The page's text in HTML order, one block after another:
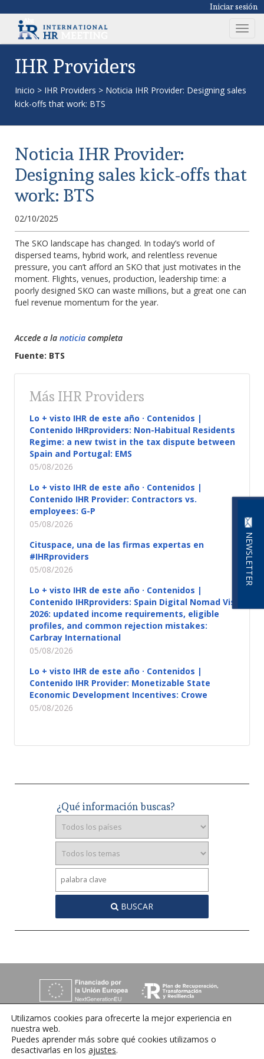
Iniciar sesión
T
o
a
a
n
NEWSLETTER
IHR Providers
Inicio > IHR Providers > Noticia IHR Provider: Designing sales
kick-offs that work: BTS
Noticia IHR Provider:
Designing sales kick-offs that
work: BTS
02/10/2025
The SKO landscape has changed. In today’s world of
dispersed teams, hybrid work, and relentless revenue
pressure, you can’t afford an SKO that just motivates in the
moment. Flights, venues, production, leadership time: a
poorly designed SKO can waste millions, but a great one can
fuel revenue momentum for the year.
Accede a la noticia completa
Fuente: BTS
Más IHR Providers
Lo + visto IHR de este año · Contenidos |
Contenido IHRproviders: Non-Habitual Residents
Regime: a new twist in the tax dispute between
Spain and Portugal: EMS
05/08/2026
Lo + visto IHR de este año · Contenidos |
Contenido IHR Provider: Contractors vs.
employees: G-P
05/08/2026
Cituspace, una de las firmas expertas en
#IHRproviders
05/08/2026
Lo + visto IHR de este año · Contenidos |
Contenido IHRproviders: Spain Digital Nomad Visa
2026: updated income requirements, eligible
profiles, and common rejection mistakes:
Carbray International
05/08/2026
Lo + visto IHR de este año · Contenidos |
Contenido IHR Provider: Monetizable State
Economic Development Incentives: Crowe
05/08/2026
¿Qué información buscas?
BUSCAR
C/ Orense 6, 36970 Sanxenxo, Pontevedra
Utilizamos cookies para ofrecerte la mejor experiencia en
nuestra web.
Puedes aprender más sobre qué cookies utilizamos o
desactivarlas en los ajustes.